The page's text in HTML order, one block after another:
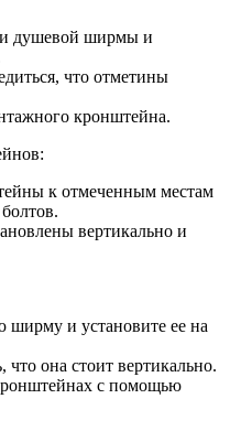
душевой ширмы и
что отметины
кронштейна.
к отмеченным местам
вертикально и
и установите ее на
она стоит вертикально.
с помощью